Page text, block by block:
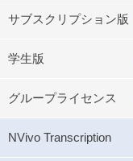
サブスクリプション版
学生版
グループライセンス
NVivo Transcription